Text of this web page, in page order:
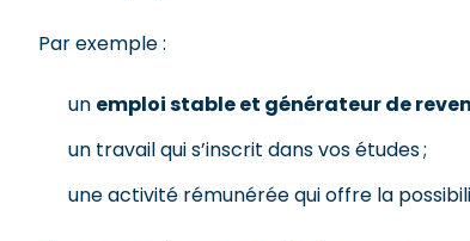
Par exemple :
un emploi stable et générateur de
un travail qui s’inscrit dans vos études ;
une activité rémunérée qui offre la